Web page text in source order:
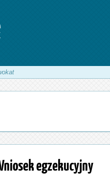
egzekucyjny